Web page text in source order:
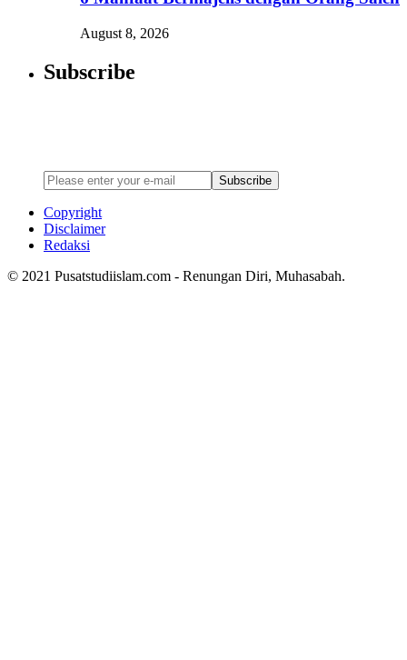
August 8, 2026
Subscribe
Subscribe
Copyright
Disclaimer
Redaksi
© 2021 Pusatstudiislam.com - Renungan Diri, Muhasabah.